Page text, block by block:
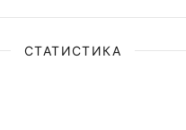
СТАТИСТИКА